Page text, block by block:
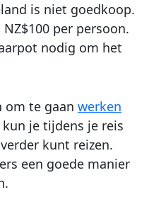
is niet goedkoop.
per persoon.
nodig om het
om te gaan werken
je tijdens je reis
kunt reizen.
een goede manier